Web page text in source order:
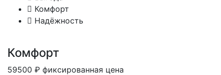
Комфорт
Надёжность
Комфорт
59500 ₽ фиксированная цена